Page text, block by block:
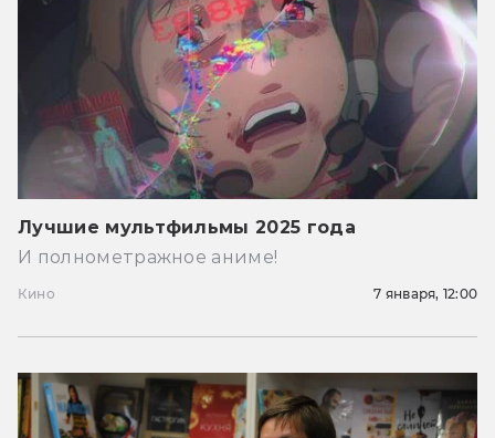
Лучшие мультфильмы 2025 года
И полнометражное аниме!
Кино 7 января, 12:00